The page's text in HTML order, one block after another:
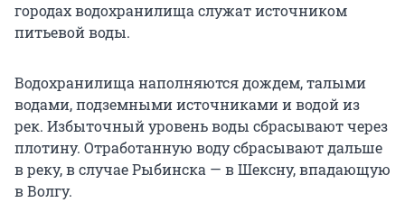
городах водохранилища служат источником
питьевой воды.
Водохранилища наполняются дождем, талыми
водами, подземными источниками и водой из
рек. Избыточный уровень воды сбрасывают через
плотину. Отработанную воду сбрасывают дальше
в реку, в случае Рыбинска — в Шексну, впадающую
в Волгу.